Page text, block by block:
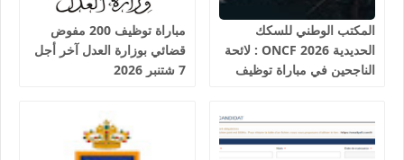
المكتب الوطني للسكك
الحديدية 2026 ONCF : لائحة
الناجحين في مباراة توظيف
مباراة توظيف 200 مفوض
قضائي بوزارة العدل آخر أجل
7 شتنبر 2026